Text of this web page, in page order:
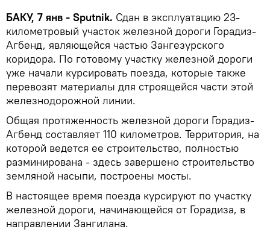
БАКУ, 7 янв - Sputnik. Сдан в эксплуатацию 23-
километровый участок железной дороги Горадиз-
Агбенд, являющейся частью Зангезурского
коридора. По готовому участку железной дороги
уже начали курсировать поезда, которые также
перевозят материалы для строящейся части этой
железнодорожной линии.
Общая протяженность железной дороги Горадиз-
Агбенд составляет 110 километров. Территория, на
которой ведется ее строительство, полностью
разминирована - здесь завершено строительство
земляной насыпи, построены мосты.
В настоящее время поезда курсируют по участку
железной дороги, начинающейся от Горадиза, в
направлении Зангилана.